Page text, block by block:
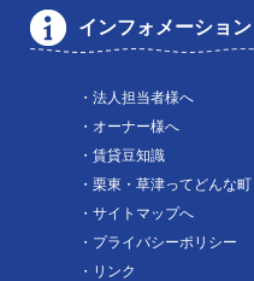
インフォメーション
・法人担当者様へ
・オーナー様へ
・賃貸豆知識
・栗東・草津ってどんな町
・サイトマップへ
・プライバシーポリシー
・リンク